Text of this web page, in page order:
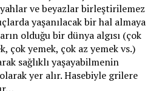
ve beyazlar birleştirilemez
yaşanılacak bir hal almaya
olduğu bir dünya algısı (çok
çok yemek, çok az yemek vs.)
sağlıklı yaşayabilmenin
yer alır. Hasebiyle grilere